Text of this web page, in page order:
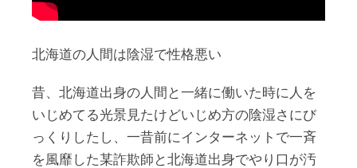
北海道の人間は陰湿で性格悪い
昔、北海道出身の人間と一緒に働いた時に人を
いじめてる光景見たけどいじめ方の陰湿さにび
っくりしたし、一昔前にインターネットで一斉
を風靡した某詐欺師と北海道出身でやり口が汚